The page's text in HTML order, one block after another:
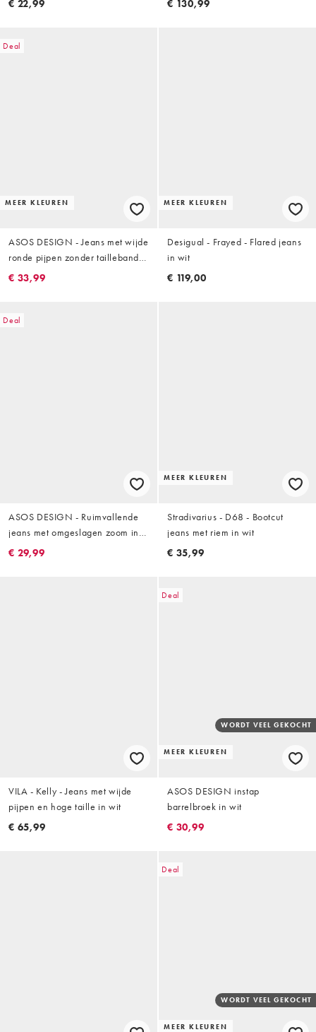
€ 22,99 € 130,99
Deal
MEER KLEUREN
ASOS DESIGN - Jeans met wijde
ronde pijpen zonder tailleband
in gebroken wit
€ 33,99
MEER KLEUREN
Desigual - Frayed - Flared jeans
in wit
€ 119,00
Deal
ASOS DESIGN - Ruimvallende
jeans met omgeslagen zoom in
wit
€ 29,99
MEER KLEUREN
Stradivarius - D68 - Bootcut
jeans met riem in wit
€ 35,99
VILA - Kelly - Jeans met wijde
pijpen en hoge taille in wit
€ 65,99
Deal
MEER KLEUREN
WORDT VEEL GEKOCHT
ASOS DESIGN instap
barrelbroek in wit
€ 30,99
Deal
MEER KLEUREN
WORDT VEEL GEKOCHT